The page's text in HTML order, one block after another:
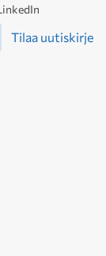
Tilaa uutiskirje